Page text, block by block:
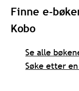
Finne e-
Kobo
Se alle
Søke etter